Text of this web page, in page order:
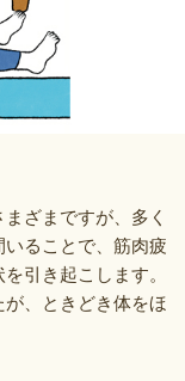
ざまですが、多く
ることで、筋肉疲
引き起こします。
、ときどき体をほ